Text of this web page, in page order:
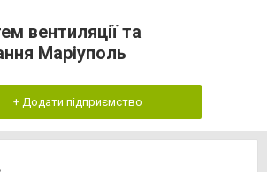
вентиляції та
Маріуполь
+ Додати підприємство